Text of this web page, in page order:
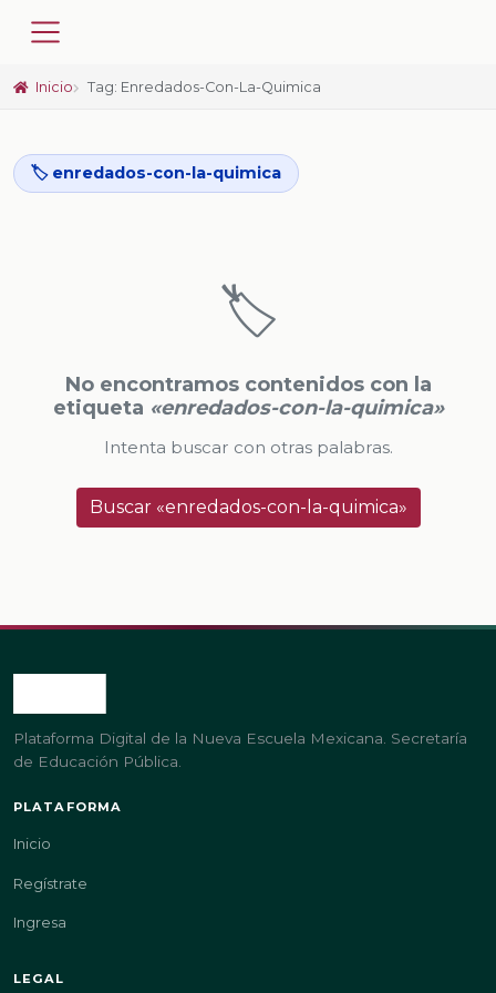
Inicio Tag: Enredados-Con-La-Quimica
🏷️ enredados-con-la-quimica
🏷️
No encontramos contenidos con la
etiqueta «enredados-con-la-quimica»
Intenta buscar con otras palabras.
Buscar «enredados-con-la-quimica»
Plataforma Digital de la Nueva Escuela Mexicana. Secretaría
de Educación Pública.
PLATAFORMA
Inicio
Regístrate
Ingresa
LEGAL